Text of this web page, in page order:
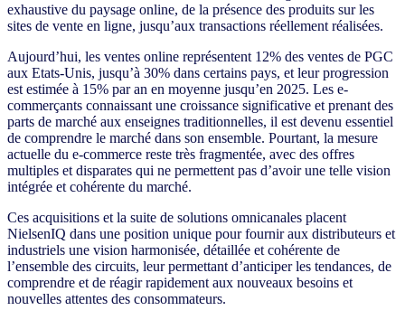
exhaustive du paysage online, de la présence des produits sur les
sites de vente en ligne, jusqu’aux transactions réellement réalisées.
Aujourd’hui, les ventes online représentent 12% des ventes de PGC
aux Etats-Unis, jusqu’à 30% dans certains pays, et leur progression
est estimée à 15% par an en moyenne jusqu’en 2025. Les e-
commerçants connaissant une croissance significative et prenant des
parts de marché aux enseignes traditionnelles, il est devenu essentiel
de comprendre le marché dans son ensemble. Pourtant, la mesure
actuelle du e-commerce reste très fragmentée, avec des offres
multiples et disparates qui ne permettent pas d’avoir une telle vision
intégrée et cohérente du marché.
Ces acquisitions et la suite de solutions omnicanales placent
NielsenIQ dans une position unique pour fournir aux distributeurs et
industriels une vision harmonisée, détaillée et cohérente de
l’ensemble des circuits, leur permettant d’anticiper les tendances, de
comprendre et de réagir rapidement aux nouveaux besoins et
nouvelles attentes des consommateurs.